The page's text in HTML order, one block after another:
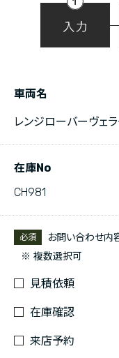
車両名
レンジローバーヴェ
在庫No
CH981
必須
お問い合わせ内
※ 複数選択可
見積依頼
在庫確認
来店予約